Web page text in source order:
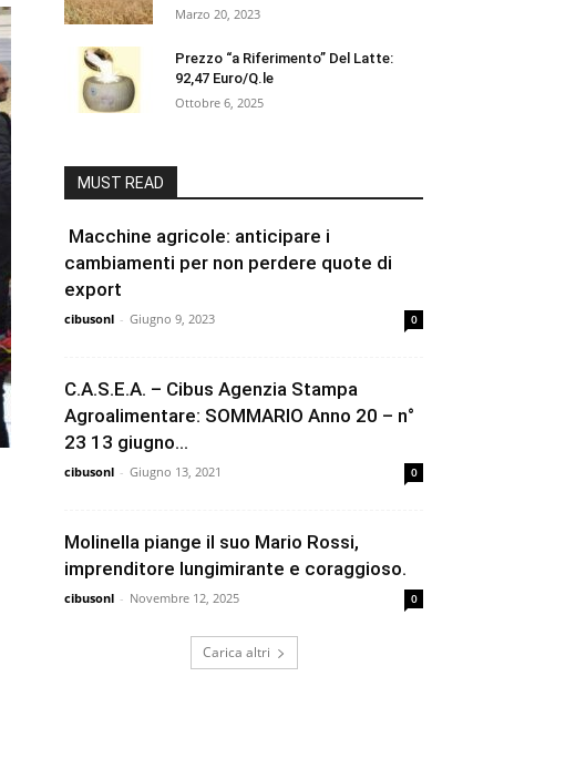
Marzo 20, 2023
Prezzo “a Riferimento” Del Latte:
92,47 Euro/Q.le
Ottobre 6, 2025
MUST READ
Macchine agricole: anticipare i
cambiamenti per non perdere quote di
export
cibusonl - Giugno 9, 2023 0
C.A.S.E.A. – Cibus Agenzia Stampa
Agroalimentare: SOMMARIO Anno 20 – n°
23 13 giugno...
cibusonl - Giugno 13, 2021 0
Molinella piange il suo Mario Rossi,
imprenditore lungimirante e coraggioso.
cibusonl - Novembre 12, 2025 0
Carica altri